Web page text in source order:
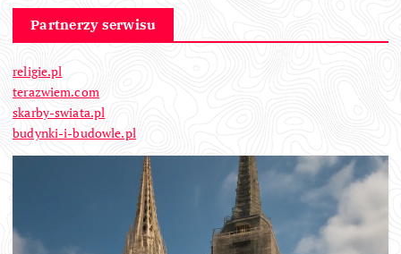
Partnerzy serwisu
religie.pl
terazwiem.com
skarby-swiata.pl
budynki-i-budowle.pl